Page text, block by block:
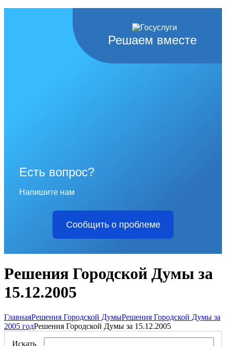
Решаем вместе
Есть вопрос?
Напишите нам
Сообщить о проблеме
Решения Городской Думы за
15.12.2005
ГлавнаяРешения Городской ДумыРешения Городской Думы за
2005 годРешения Городской Думы за 15.12.2005
Искать